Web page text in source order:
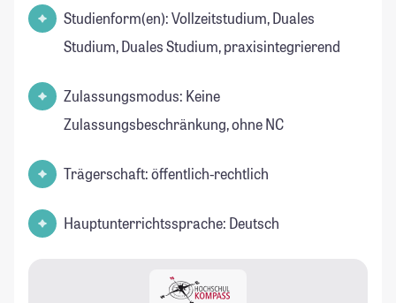
Studienform(en): Vollzeitstudium, Duales
Studium, Duales Studium, praxisintegrierend
Zulassungsmodus: Keine
Zulassungsbeschränkung, ohne NC
Trägerschaft: öffentlich-rechtlich
Hauptunterrichtssprache: Deutsch